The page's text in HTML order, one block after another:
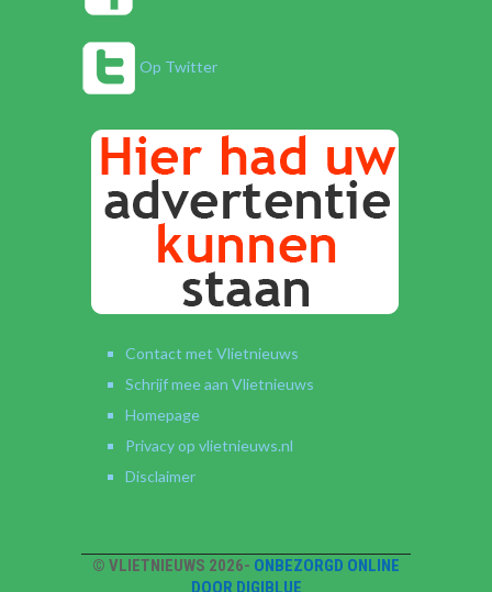
Op Twitter
Contact met Vlietnieuws
Schrijf mee aan Vlietnieuws
Homepage
Privacy op vlietnieuws.nl
Disclaimer
© VLIETNIEUWS 2026- ONBEZORGD ONLINE
DOOR DIGIBLUE